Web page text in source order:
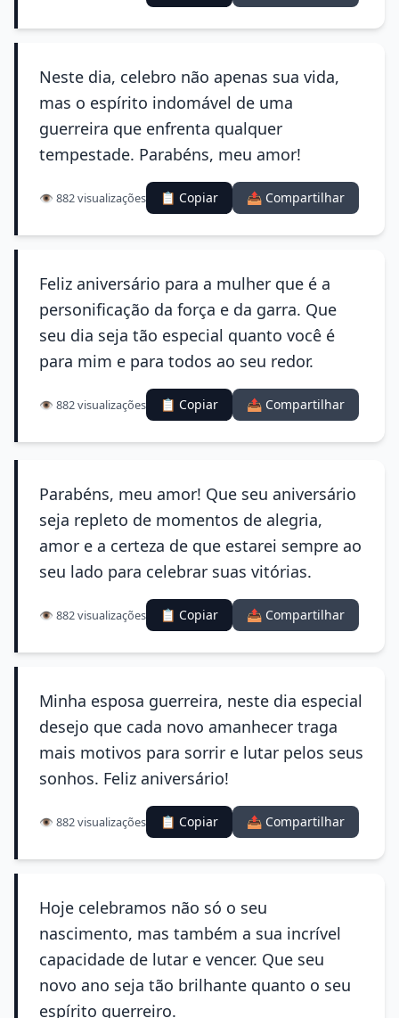
Neste dia, celebro não apenas sua vida,
mas o espírito indomável de uma
guerreira que enfrenta qualquer
tempestade. Parabéns, meu amor!
👁️ 882 visualizações 📋 Copiar 📤 Compartilhar
Feliz aniversário para a mulher que é a
personificação da força e da garra. Que
seu dia seja tão especial quanto você é
para mim e para todos ao seu redor.
👁️ 882 visualizações 📋 Copiar 📤 Compartilhar
Parabéns, meu amor! Que seu aniversário
seja repleto de momentos de alegria,
amor e a certeza de que estarei sempre ao
seu lado para celebrar suas vitórias.
👁️ 882 visualizações 📋 Copiar 📤 Compartilhar
Minha esposa guerreira, neste dia especial
desejo que cada novo amanhecer traga
mais motivos para sorrir e lutar pelos seus
sonhos. Feliz aniversário!
👁️ 882 visualizações 📋 Copiar 📤 Compartilhar
Hoje celebramos não só o seu
nascimento, mas também a sua incrível
capacidade de lutar e vencer. Que seu
novo ano seja tão brilhante quanto o seu
espírito guerreiro.